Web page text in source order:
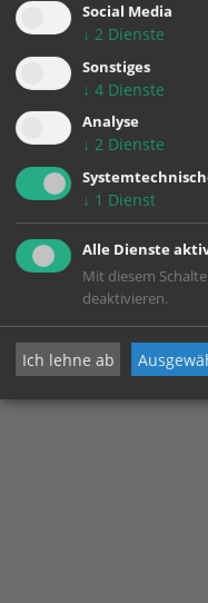
Social Media
↓ 2 Dienste
Sonstiges
↓ 4 Dienste
Analyse
↓ 2 Dienste
↓ 1 Dienst
Alle Dienste
Mit diesem
deaktivieren.
Ich lehne ab